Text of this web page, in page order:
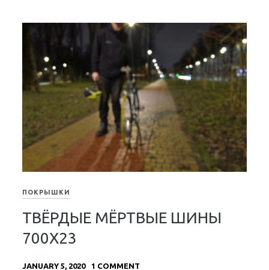
ПОКРЫШКИ
ТВЁРДЫЕ МЁРТВЫЕ ШИНЫ
700Х23
JANUARY 5, 2020 1 COMMENT